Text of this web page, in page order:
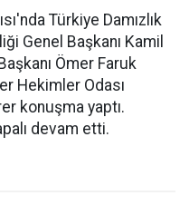
Türkiye Damızlık
Genel Başkanı Kamil
Ömer Faruk
Hekimler Odası
konuşma yaptı.
devam etti.